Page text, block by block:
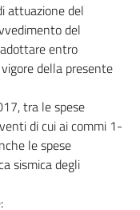
attuazione del
del
entro
della presente
tra le spese
di cui ai commi 1-
le spese
sismica degli